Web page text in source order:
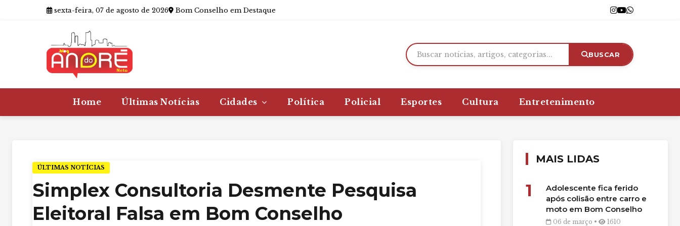
sexta-feira, 07 de agosto de 2026 Bom Conselho em Destaque
BUSCAR
Home Últimas Notícias Cidades Política Policial Esportes Cultura Entretenimento
ÚLTIMAS NOTÍCIAS
Simplex Consultoria Desmente Pesquisa
Eleitoral Falsa em Bom Conselho
MAIS LIDAS
1
Adolescente fica ferido
após colisão entre carro e
moto em Bom Conselho
06 de março • 1610